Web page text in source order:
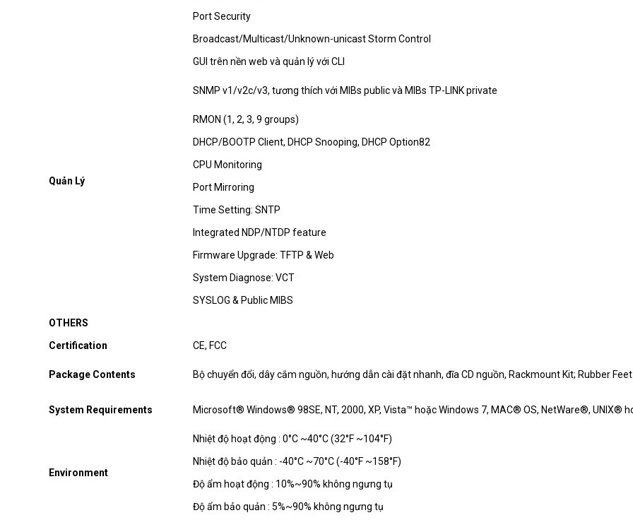
Port Security
Broadcast/Multicast/Unknown-unicast Storm Control
Quản Lý
GUI trên nền web và quản lý với CLI
SNMP v1/v2c/v3, tương thích với MIBs public và MIBs TP-LINK private
RMON (1, 2, 3, 9 groups)
DHCP/BOOTP Client, DHCP Snooping, DHCP Option82
CPU Monitoring
Port Mirroring
Time Setting: SNTP
Integrated NDP/NTDP feature
Firmware Upgrade: TFTP & Web
System Diagnose: VCT
SYSLOG & Public MIBS
OTHERS
Certification
CE, FCC
Package Contents Bộ chuyển đổi, dây cắm nguồn, hướng dẫn cài đặt nhanh, đĩa CD nguồn, Rackmount Kit; Rubber Feet
System Requirements Microsoft® Windows® 98SE, NT, 2000, XP, Vista™ hoặc Windows 7, MAC® OS, NetWare®, UNIX®
Environment
Nhiệt độ hoạt động : 0°C ~40°C (32°F ~104°F)
Nhiệt độ bảo quản : -40°C ~70°C (-40°F ~158°F)
Độ ẩm hoạt động : 10%~90% không ngưng tụ
Độ ẩm bảo quản : 5%~90% không ngưng tụ